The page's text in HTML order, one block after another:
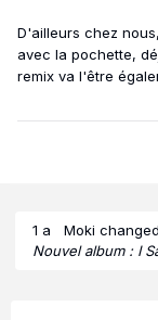
D'ailleurs chez
avec la pochette,
remix va l'être
1 a Moki
Nouvel album : I